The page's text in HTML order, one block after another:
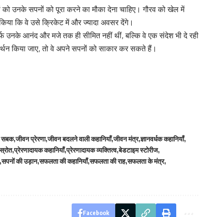
उनके सपनों को पूरा करने का मौका देना चाहिए। गौरव को खेल में
कि वे उसे क्रिकेट में और ज्यादा अवसर देंगे।
उनके आनंद और मजे तक ही सीमित नहीं थीं, बल्कि वे एक संदेश भी दे रही
किया जाए, तो वे अपने सपनों को साकार कर सकते हैं।
सबक जीवन प्रेरणा जीवन बदलने वाली कहानियाँ जीवन मंत्र ज्ञानवर्धक कहानियाँ
प्रेरणादायक कहानियाँ प्रेरणादायक व्यक्तित्व बेडटाइम स्टोरीज
सपनों की उड़ान सफलता की कहानियाँ सफलता की राह सफलता के मंत्र
Facebook